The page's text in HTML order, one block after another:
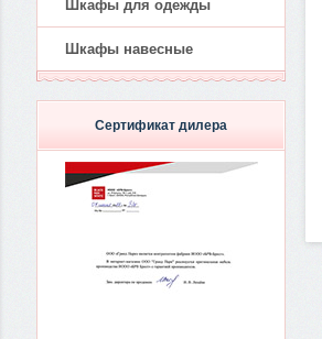
Шкафы для одежды
Шкафы навесные
Сертификат дилера